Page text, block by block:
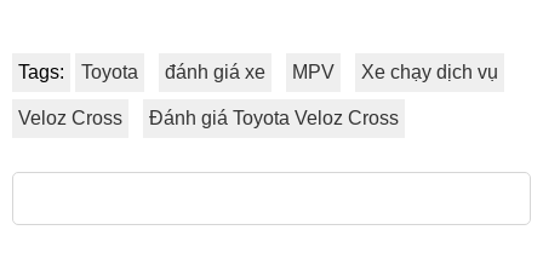
Tags: Toyota đánh giá xe MPV Xe chạy dịch vụ
Veloz Cross Đánh giá Toyota Veloz Cross